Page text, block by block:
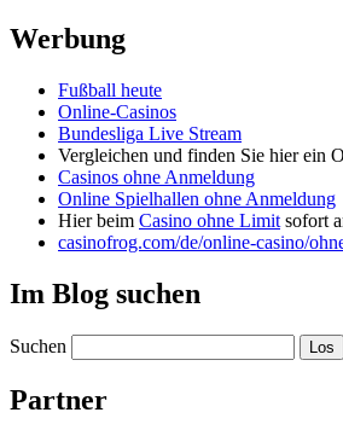
Werbung
Fußball heute
Online-Casinos
Bundesliga Live Stream
Vergleichen und finden Sie hier ein
Casinos ohne Anmeldung
Online Spielhallen ohne Anmeldung
Hier beim Casino ohne Limit sofort
casinofrog.com/de/online-casino/
Im Blog suchen
Suchen
Partner